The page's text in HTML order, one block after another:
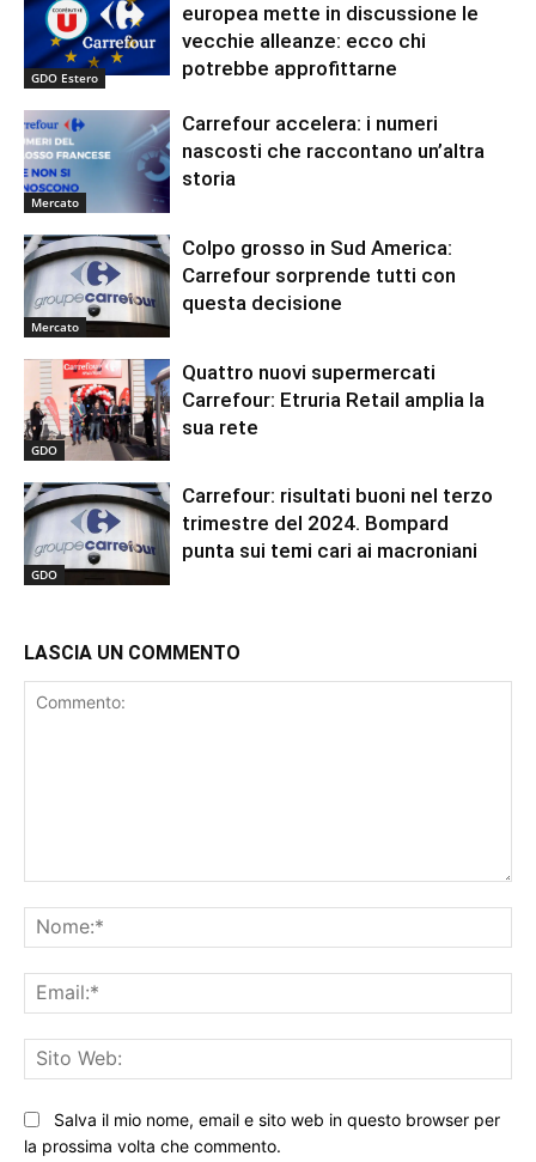
GDO Estero
europea mette in discussione le
vecchie alleanze: ecco chi
potrebbe approfittarne
Mercato
Carrefour accelera: i numeri
nascosti che raccontano un’altra
storia
Mercato
Colpo grosso in Sud America:
Carrefour sorprende tutti con
questa decisione
GDO
Quattro nuovi supermercati
Carrefour: Etruria Retail amplia la
sua rete
GDO
Carrefour: risultati buoni nel terzo
trimestre del 2024. Bompard
punta sui temi cari ai macroniani
LASCIA UN COMMENTO
Salva il mio nome, email e sito web in questo browser per
la prossima volta che commento.